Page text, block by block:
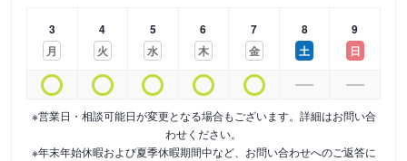
3
月
4
火
5
水
6
木
7
金
8
土
9
日
※営業日・相談可能日が変更となる場合もございます。詳細はお問い合
わせください。
※年末年始休暇および夏季休暇期間中など、お問い合わせへのご返答に